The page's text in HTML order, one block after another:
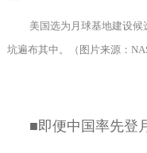
美国选为月球基地建设候
坑遍布其中。（图片来源：
■即便中国率先登